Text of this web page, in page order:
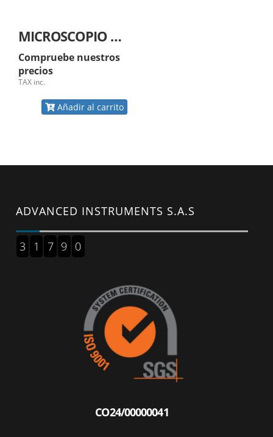
MICROSCOPIO PETROGRAFICO TRINOCULAR CON LUZ TRANSMITIDA Y REFLEJADA / MARCA :ADVANCED OPTICAL
Compruebe nuestros
precios
TAX inc.
Añadir al carrito
ADVANCED INSTRUMENTS S.A.S
3 1 7 9 0
CO24/00000041